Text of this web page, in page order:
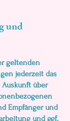
und
geltenden
jederzeit das
über
Empfänger und
und ggf.